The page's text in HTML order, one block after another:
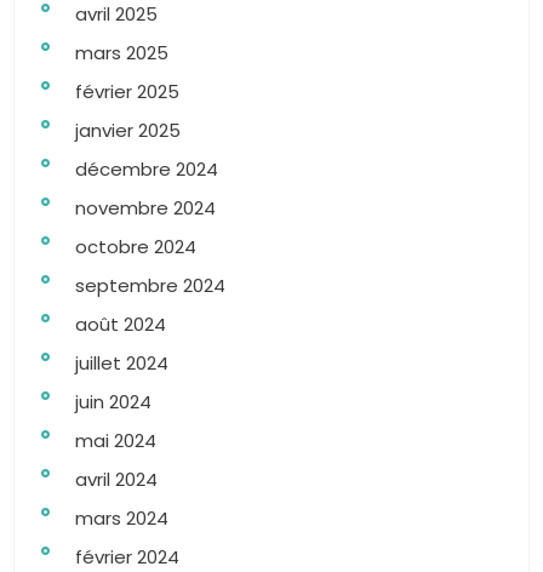
avril 2025
mars 2025
février 2025
janvier 2025
décembre 2024
novembre 2024
octobre 2024
septembre 2024
août 2024
juillet 2024
juin 2024
mai 2024
avril 2024
mars 2024
février 2024